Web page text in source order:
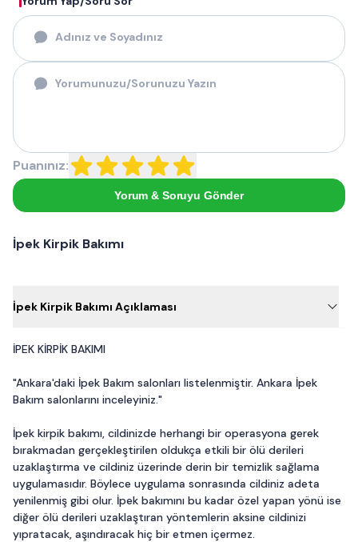
Puanınız:
Yorum & Soruyu Gönder
İpek Kirpik Bakımı
İpek Kirpik Bakımı Açıklaması
İPEK KİRPİK BAKIMI
"Ankara'daki İpek Bakım salonları listelenmiştir. Ankara İpek
Bakım salonlarını inceleyiniz."
İpek kirpik bakımı, cildinizde herhangi bir operasyona gerek
bırakmadan gerçekleştirilen oldukça etkili bir ölü derileri
uzaklaştırma ve cildiniz üzerinde derin bir temizlik sağlama
uygulamasıdır. Böylece uygulama sonrasında cildiniz adeta
yenilenmiş gibi olur. İpek bakımını bu kadar özel yapan yönü ise
diğer ölü derileri uzaklaştıran yöntemlerin aksine cildinizi
yıpratacak, aşındıracak hiç bir etmen içermez.